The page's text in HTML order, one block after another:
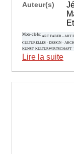
Auteur(s)
Mots-clefs: ART FABER - ART
CULTURELLES - DESIGN -
KUNST- KULTURWIRTSCHAFT
Lire la suite